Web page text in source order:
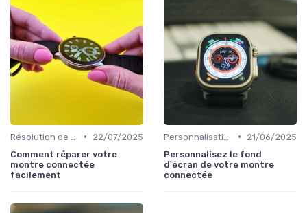
•
22/07/2025
Comment réparer votre
montre connectée
facilement
•
21/06/2025
Personnalisez le fond
d'écran de votre montre
connectée